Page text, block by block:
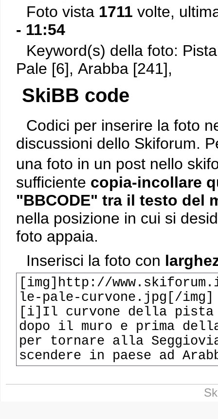
Foto vista 1711 volte,
- 11:54
Keyword(s) della foto:
Pale [6], Arabba [241],
SkiBB code
Codici per inserire la foto
discussioni dello Skiforum.
una foto in un post nello
sufficiente copia-incollare
"BBCODE" tra il testo del
nella posizione in cui si
foto appaia.
Inserisci la foto con
[img]http://
le-pale-curvone.jpg[/img]
[i]Il curvone della pista
dopo il muro e prima
per tornare alla
scendere in paese ad